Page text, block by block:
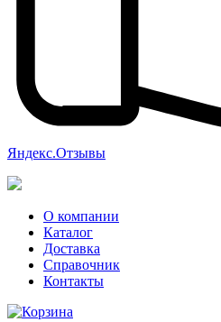
Яндекс.Отзывы
О компании
Каталог
Доставка
Справочник
Контакты